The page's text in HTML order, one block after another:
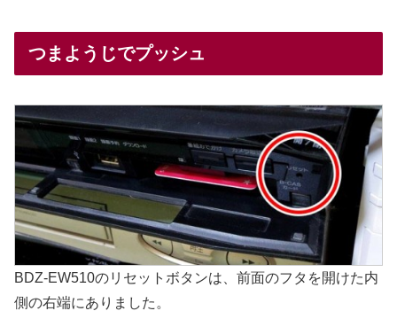
つまようじでプッシュ
BDZ-EW510のリセットボタンは、前面のフタを開けた内
側の右端にありました。